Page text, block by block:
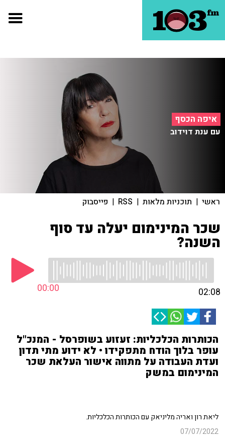
איפה הכסף
עם ענת דוידוב
ראשי | תוכניות מלאות |
RSS
| פייסבוק
שכר המינימום יעלה עד סוף
השנה?
00:00 02:08
הכותרות הכלכליות: זעזוע בשופרסל - המנכ"ל
עופר בלוך הודח מתפקידו • לא ידוע מתי תדון
ועדת העבודה על מתווה אישור העלאת שכר
המינימום במשק
ליאת רון ואריה מליניאק עם הכותרות הכלכליות.
07/07/2022